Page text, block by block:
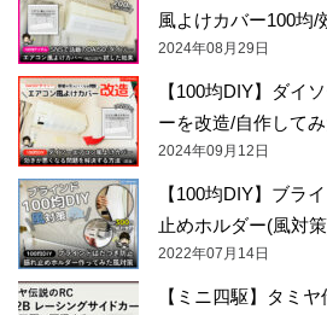
風よけカバー100均/
2024年08月29日
【100均DIY】ダイ
ーを改造/自作して
2024年09月12日
【100均DIY】ブラ
止めホルダー(風対
2022年07月14日
【ミニ四駆】タミ